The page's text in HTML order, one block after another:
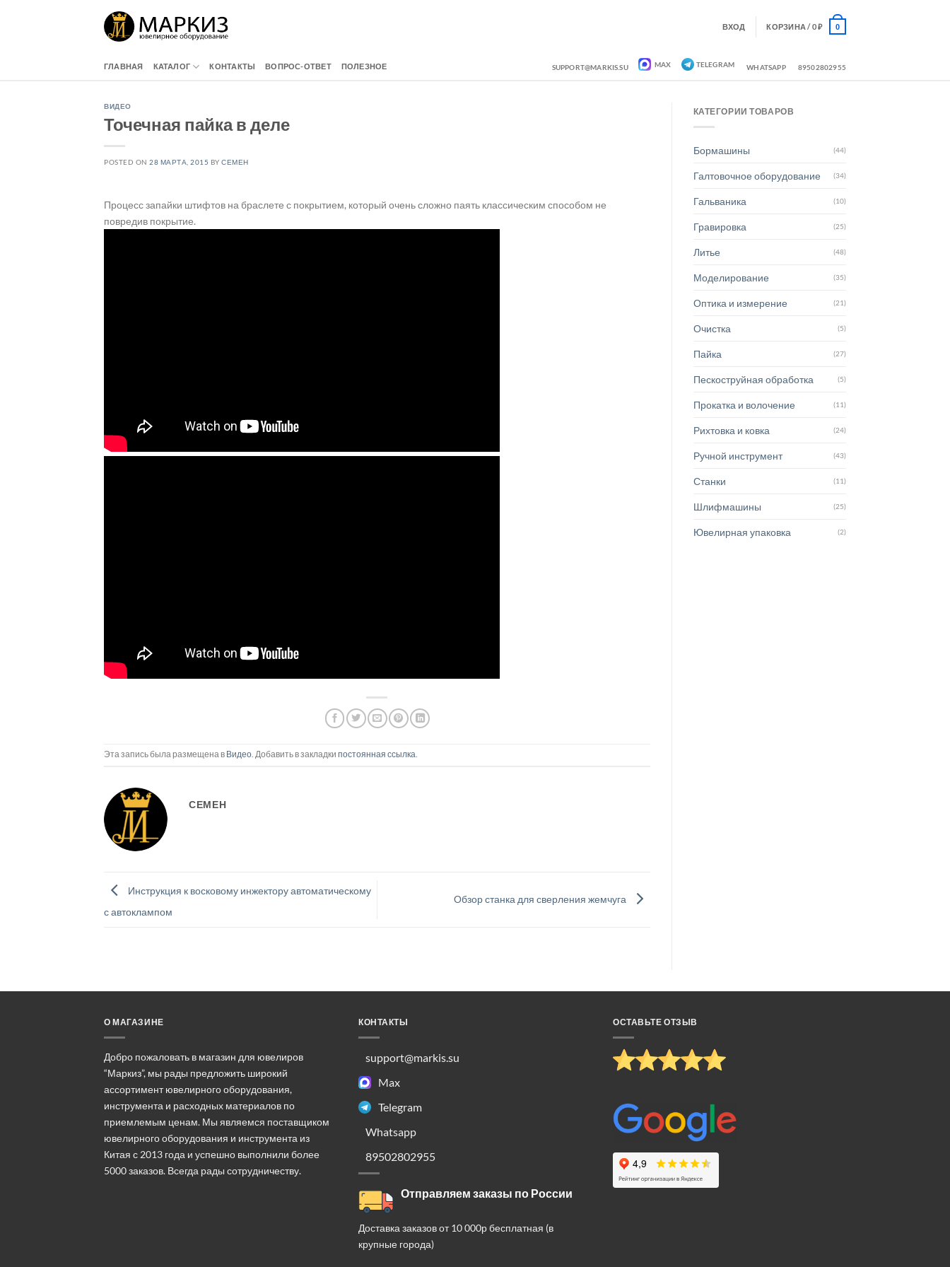
ВХОД КОРЗИНА /0₽ 0
ГЛАВНАЯ КАТАЛОГ КОНТАКТЫ ВОПРОС-ОТВЕТ ПОЛЕЗНОЕ SUPPORT@MARKIS.SU MAX TELEGRAM WHATSAPP 89502802955
ВИДЕО
Точечная пайка в деле
POSTED ON28 МАРТА, 2015 BYСЕМЕН
Процесс запайки штифтов на браслете с покрытием, который очень сложно паять классическим способом не
повредив покрытие.
Эта запись была размещена в Видео . Добавить в закладки постоянная ссылка
СЕМЕН
Инструкция к восковому инжектору автоматическому
с автоклампом
Обзор станка для сверления жемчуга
КАТЕГОРИИ ТОВАРОВ
Бормашины (44)
Галтовочное оборудование (34)
Гальваника (10)
Гравировка (25)
Литье (48)
Моделирование (35)
Оптика и измерение (21)
Очистка (5)
Пайка (27)
Пескоструйная обработка (5)
Прокатка и волочение (11)
Рихтовка и ковка (24)
Ручной инструмент (43)
Станки (11)
Шлифмашины (25)
Ювелирная упаковка (2)
О МАГАЗИНЕ
Добро пожаловать в магазин для ювелиров
“Маркиз”, мы рады предложить широкий
ассортимент ювелирного оборудования,
инструмента и расходных материалов по
приемлемым ценам. Мы являемся поставщиком
ювелирного оборудования и инструмента из
Китая с 2013 года и успешно выполнили более
5000 заказов. Всегда рады сотрудничеству.
КОНТАКТЫ
support@markis.su
Max
Telegram
Whatsapp
89502802955
Отправляем заказы по России
Доставка заказов от 10 000р бесплатная (в
крупные города)
ОСТАВЬТЕ ОТЗЫВ